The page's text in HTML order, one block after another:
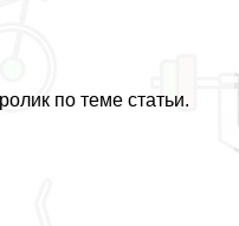
по теме статьи.